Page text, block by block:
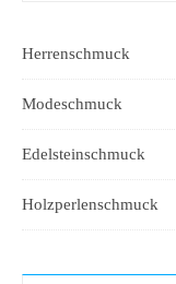
Herrenschmuck
Modeschmuck
Edelsteinschmuck
Holzperlenschmuck